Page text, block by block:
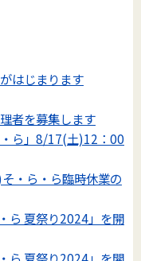
はじまります
者を募集します
・ら」8/17(土)12：00
・ら・ら臨時休業の
ら 夏祭り2024」を開